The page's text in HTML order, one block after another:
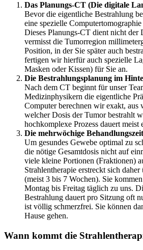
Das Planungs-CT (Die digitale
Bevor die eigentliche Bestrahlung
eine spezielle
Dieses Planungs-CT dient nicht der
vermisst die Tumorregion
Position, in der Sie später auch
fertigen wir hierfür auch spezielle
Masken oder Kissen) für Sie an.
Die Bestrahlungsplanung im
Nach dem CT beginnt für unser
Medizinphysikern die eigentliche
Computer berechnen wir exakt,
welcher Dosis der Tumor bestrahlt
hochkomplexe Prozess dauert meist
Die mehrwöchige Behandlungszeit
Um gesundes Gewebe optimal zu
die nötige Gesamtdosis nicht auf
viele kleine Portionen (Fraktionen)
Strahlentherapie erstreckt sich
(meist 3 bis 7 Wochen). Sie
Montag bis Freitag täglich zu uns.
Bestrahlung dauert pro Sitzung oft
ist völlig schmerzfrei. Sie können
Hause gehen.
Wann kommt die